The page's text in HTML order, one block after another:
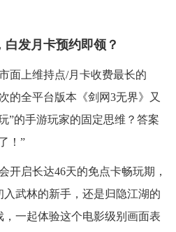
发月卡预约即领？
上维持点/月卡收费最长的
的全平台版本《剑网3无界》又
”的手游玩家的固定思维？答案
！”
启长达46天的免点卡畅玩期，
武林的新手，还是归隐江湖的
一起体验这个电影级别画面表